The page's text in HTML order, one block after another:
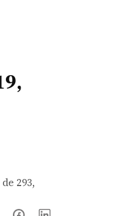
293,